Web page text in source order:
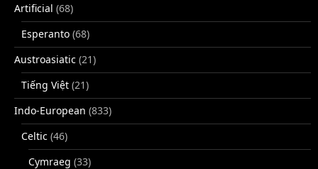
Artificial (68)
Esperanto (68)
Austroasiatic (21)
Tiếng Việt (21)
Indo-European (833)
Celtic (46)
Cymraeg (33)